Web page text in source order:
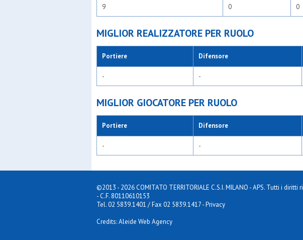
9 0 0
MIGLIOR REALIZZATORE PER RUOLO
Portiere Difensore
- -
MIGLIOR GIOCATORE PER RUOLO
Portiere Difensore
- -
©2013 - 2026 COMITATO TERRITORIALE C.S.I. MILANO - APS. Tutti i diritti
- C.F. 80110610153
Tel. 02 5839.1401 / Fax 02 5839.1417-Privacy
Credits: Aleide Web Agency